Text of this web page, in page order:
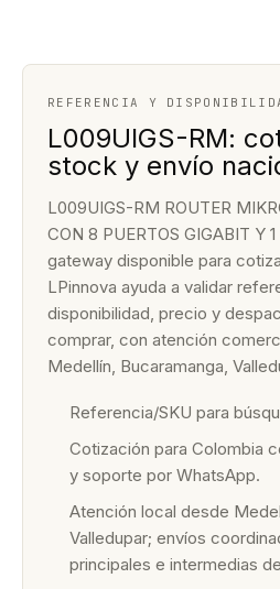
REFERENCIA Y
L009UIGS-RM:
stock y envío
L009UIGS-RM ROUTER
CON 8 PUERTOS GIGABIT Y
gateway disponible para
LPinnova ayuda a validar
disponibilidad, precio y
comprar, con atención
Medellín, Bucaramanga,
Referencia/SKU para
Cotización para Colombia
y soporte por WhatsApp.
Atención local desde
Valledupar; envíos
principales e intermedias